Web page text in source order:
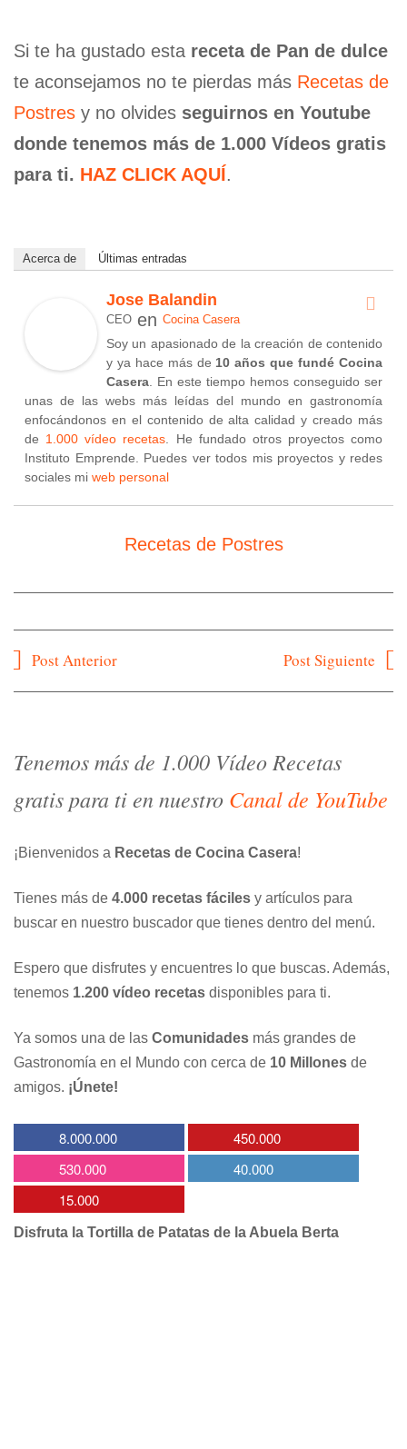
Si te ha gustado esta receta de Pan de dulce
te aconsejamos no te pierdas más Recetas de
Postres y no olvides seguirnos en Youtube
donde tenemos más de 1.000 Vídeos gratis
para ti. HAZ CLICK AQUÍ.
Acerca de Últimas entradas
Jose Balandin
CEO en Cocina Casera
Soy un apasionado de la creación de contenido
y ya hace más de 10 años que fundé Cocina
Casera . En este tiempo hemos conseguido ser
unas de las webs más leídas del mundo en gastronomía
enfocándonos en el contenido de alta calidad y creado más
de 1.000 vídeo recetas . He fundado otros proyectos como
Instituto Emprende. Puedes ver todos mis proyectos y redes
sociales mi web personal
Recetas de Postres
Navegación
Post Anterior Post Siguiente
Tenemos más de 1.000 Vídeo Recetas
gratis para ti en nuestro Canal de YouTube
¡Bienvenidos a Recetas de Cocina Casera!
Tienes más de 4.000 recetas fáciles y artículos para
buscar en nuestro buscador que tienes dentro del menú.
Espero que disfrutes y encuentres lo que buscas. Además,
tenemos 1.200 vídeo recetas disponibles para ti.
Ya somos una de las Comunidades más grandes de
Gastronomía en el Mundo con cerca de 10 Millones de
amigos. ¡Únete!
8.000.000
450.000
530.000
40.000
15.000
Disfruta la Tortilla de Patatas de la Abuela Berta